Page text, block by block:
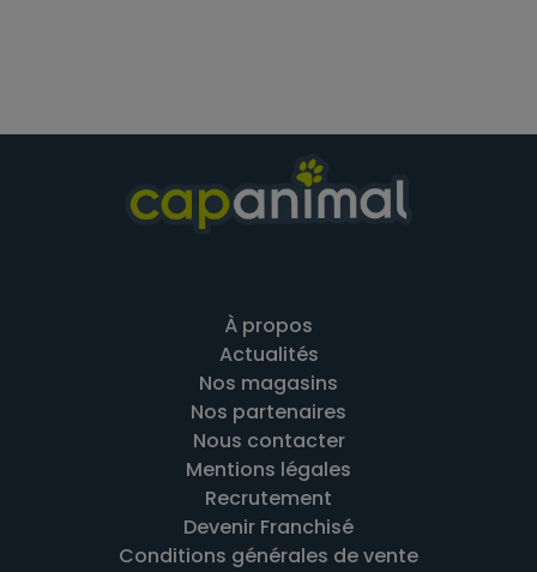
À propos
Actualités
Nos magasins
Nos partenaires
Nous contacter
Mentions légales
Recrutement
Devenir Franchisé
Conditions générales de vente